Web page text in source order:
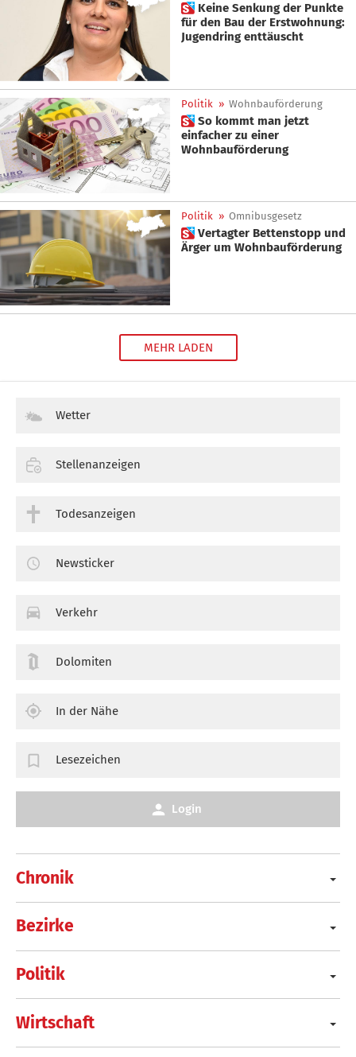
 Keine Senkung der Punkte
für den Bau der Erstwohnung:
Jugendring enttäuscht
Politik » Wohnbauförderung
 So kommt man jetzt
einfacher zu einer
Wohnbauförderung
Politik » Omnibusgesetz
 Vertagter Bettenstopp und
Ärger um Wohnbauförderung
MEHR LADEN
Chronik
Bezirke
Politik
Wirtschaft
Wetter
Stellenanzeigen
Todesanzeigen
Newsticker
Verkehr
Dolomiten
In der Nähe
Lesezeichen
Login